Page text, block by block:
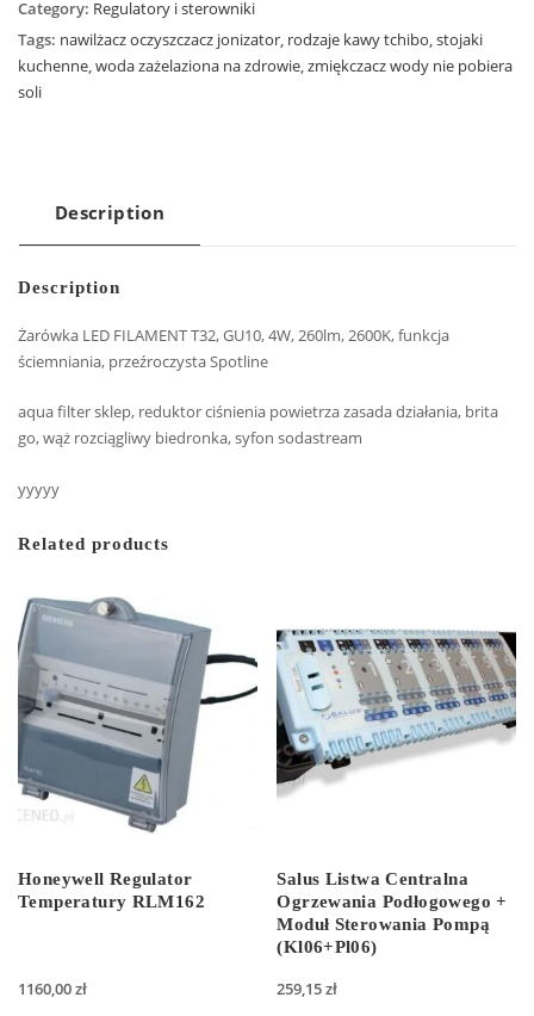
Category: Regulatory i sterowniki
Tags: nawilżacz oczyszczacz jonizator, rodzaje kawy tchibo,stojaki
kuchenne,woda zażelaziona na zdrowie,zmiękczacz wody nie pobiera
soli
Description
Description
Żarówka LED FILAMENT T32, GU10, 4W, 260lm, 2600K, funkcja
ściemniania, przeźroczysta Spotline
aqua filter sklep, reduktor ciśnienia powietrza zasada działania, brita
go, wąż rozciągliwy biedronka, syfon sodastream
yyyyy
Related products
Honeywell Regulator
Temperatury RLM162
1160,00zł
Salus Listwa Centralna
Ogrzewania Podłogowego +
Moduł Sterowania Pompą
(Kl06+Pl06)
259,15zł